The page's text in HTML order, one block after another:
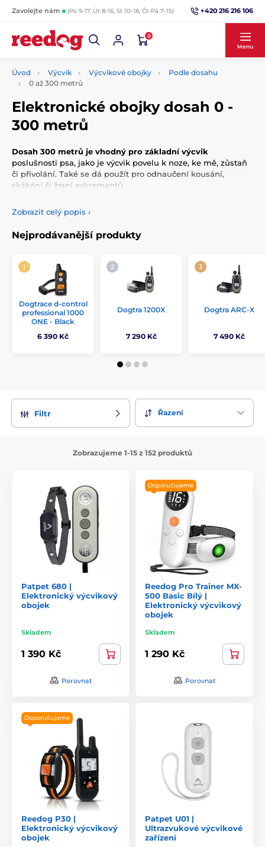
Zavolejte nám (Po 9-17, Út 8-16, St 10-18, Čt-Pá 7-15) +420 216 216 106
0
Menu
Úvod Výcvik Výcvikové obojky
Podle dosahu
0 až 300 metrů
Elektronické obojky dosah 0 -
300 metrů
Dosah 300 metrů je vhodný pro základní výcvik
poslušnosti psa, jako je výcvik povelu k noze, ke mě, zůstaň
či přivolání. Také se dá použít pro odnaučení kousání,
skákání či žraní exkrementů.
Zobrazit celý popis ›
Nejprodávanější produkty
Dogtrace d‑control
professional 1000
ONE - Black
6 390 Kč
Dogtra 1200X
7 290 Kč
Dogtra ARC-X
7 490 Kč
Filtr Řazení
Zobrazujeme 1-15 z 152 produktů
Patpet 680 |
Elektronický výcvikový
obojek
Skladem
1 390 Kč
Porovnat
Doporučujeme
Reedog Pro Trainer MX-
500 Basic Bílý |
Elektronický výcvikový
obojek
Skladem
1 290 Kč
Porovnat
Doporučujeme
Reedog P30 |
Elektronický výcvikový
obojek
Patpet U01 |
Ultrazvukové výcvikové
zařízení